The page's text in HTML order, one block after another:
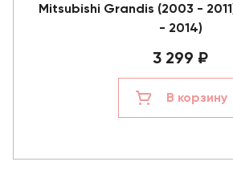
Mitsubishi Grandis (2003 -
- 2014)
3 299 ₽
В корзину